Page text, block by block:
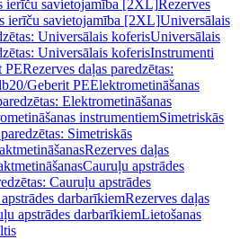
ierīču savietojamība [2XL]Rezerves
ierīču savietojamība [2XL]Universālais
Universālais koferisUniversālais
Universālais koferisInstrumenti
PERezerves daļas paredzētas:
Geberit PEElektrometināšanas
Elektrometināšanas
instrumentiemSimetriskās
Simetriskās
Rezerves daļas
Cauruļu apstrādes
Cauruļu apstrādes
darbarīkiemRezerves daļas
apstrādes darbarīkiemLietošanas